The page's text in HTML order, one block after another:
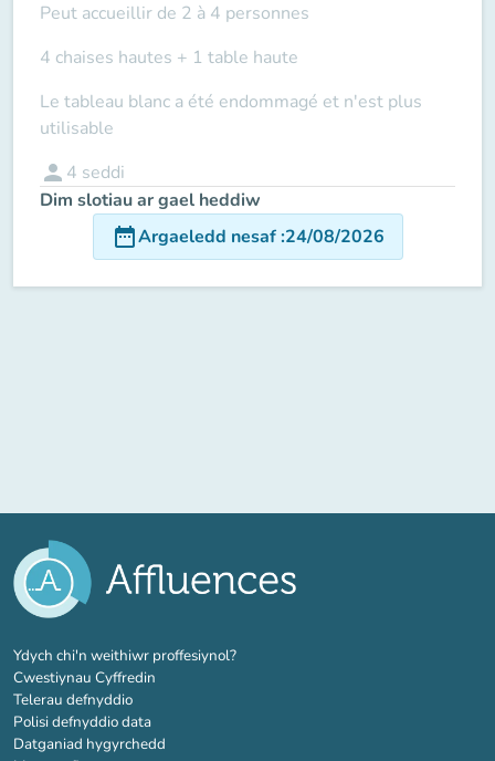
Peut accueillir de 2 à 4 personnes
4 chaises hautes + 1 table haute
Le tableau blanc a été endommagé et n'est plus
utilisable
person 4 seddi
Dim slotiau ar gael heddiw
date_rangeArgaeledd nesaf:24/08/2026
Ydych chi'n weithiwr proffesiynol?(tab newydd)
Cwestiynau Cyffredin
Telerau defnyddio
Polisi defnyddio data
Datganiad hygyrchedd